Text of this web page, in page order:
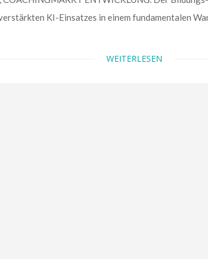
KI-Einsatzes in einem fundamentalen
WEITERLESEN